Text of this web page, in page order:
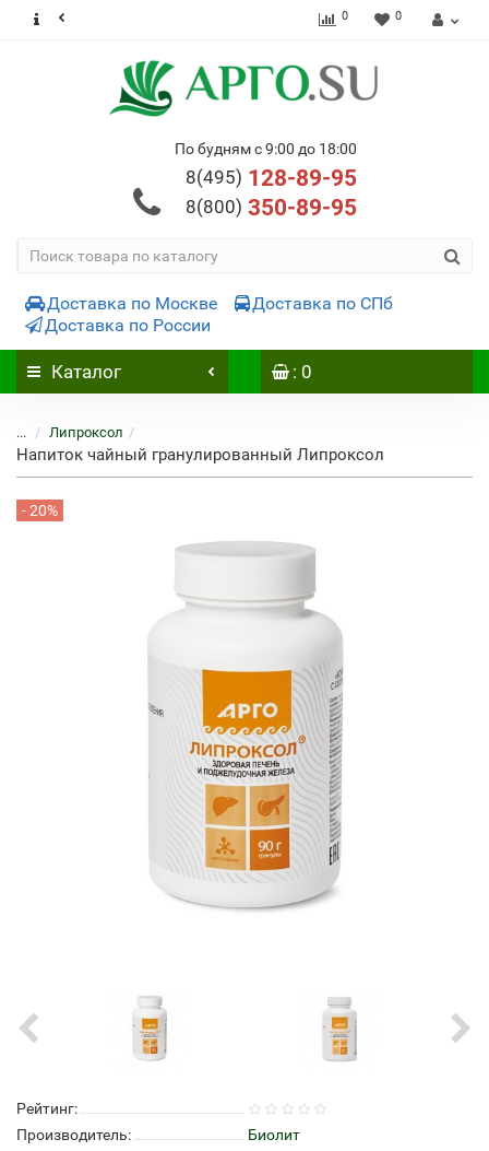
0 0
По будням с 9:00 до 18:00
8(495) 128-89-95
8(800) 350-89-95
Доставка по Москве
Доставка по СПб
Доставка по России
Каталог : 0
... Липроксол
Напиток чайный гранулированный Липроксол
- 20%
Рейтинг:
Производитель:
Биолит